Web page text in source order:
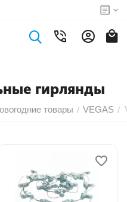
гирлянды
товары / VEGAS /